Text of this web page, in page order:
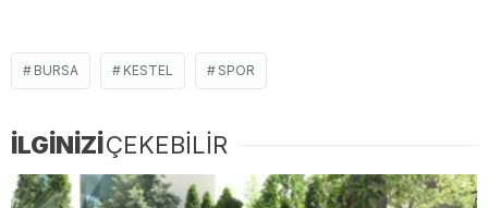
BURSA KESTEL SPOR
İLGİNİZİÇEKEBİLİR